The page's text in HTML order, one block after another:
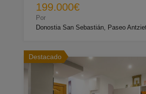
199.000€
Por
Donostia San Sebastián, Paseo
Destacado